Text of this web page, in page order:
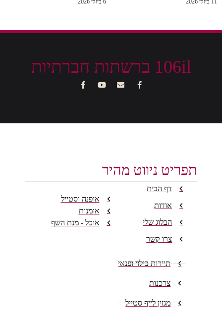
106il ברשתות חברתיות
תפריט ניווט מהיר
דף הבית
אודות
הבלוג שלי
צרו קשר
אופנה וסטייל
אומנות
אוכל - מנת השף
תיירות בילוי ופנאי
צרכנות
מגזין לייף סטייל